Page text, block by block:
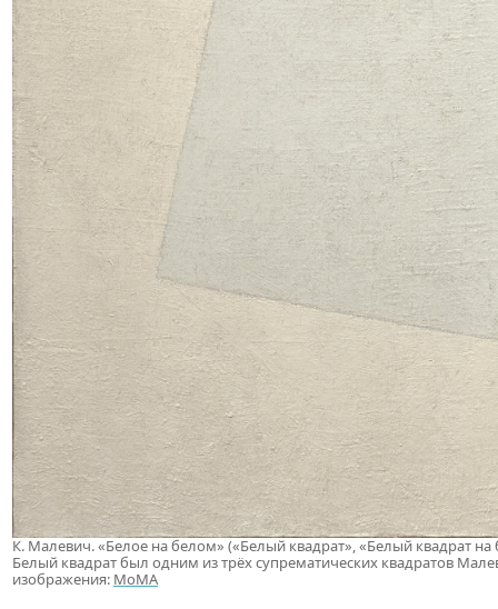
К. Малевич. «Белое на белом» («Белый квадрат», «Белый квадрат на
Белый квадрат был одним из трёх супрематических квадратов
изображения: MoMA